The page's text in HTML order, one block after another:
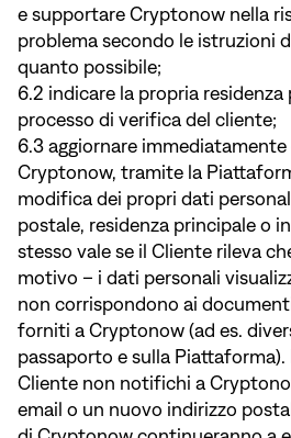
e supportare Cryptonow nella
problema secondo le istruzioni
quanto possibile;
6.2 indicare la propria
processo di verifica del cliente;
6.3 aggiornare
Cryptonow, tramite la
modifica dei propri dati
postale, residenza principale o
stesso vale se il Cliente rileva
motivo – i dati personali
non corrispondono ai
forniti a Cryptonow (ad es.
passaporto e sulla Piattaforma).
Cliente non notifichi a
email o un nuovo indirizzo